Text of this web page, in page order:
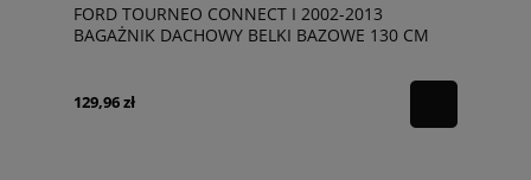
FORD TOURNEO CONNECT I 2002-2013
BAGAŻNIK DACHOWY BELKI BAZOWE 130 CM
129,96 zł